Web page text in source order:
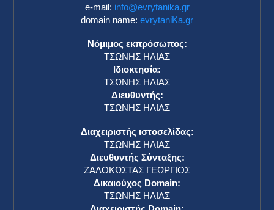
e-mail: info@evrytanika.gr
domain name: evrytaniKa.gr
Νόμιμος εκπρόσωπος:
ΤΣΩΝΗΣ ΗΛΙΑΣ
Ιδιοκτησία:
ΤΣΩΝΗΣ ΗΛΙΑΣ
Διευθυντής:
ΤΣΩΝΗΣ ΗΛΙΑΣ
Διαχειριστής ιστοσελίδας:
ΤΣΩΝΗΣ ΗΛΙΑΣ
Διευθυντής Σύνταξης:
ΖΑΛΟΚΩΣΤΑΣ ΓΕΩΡΓΙΟΣ
Δικαιούχος Domain:
ΤΣΩΝΗΣ ΗΛΙΑΣ